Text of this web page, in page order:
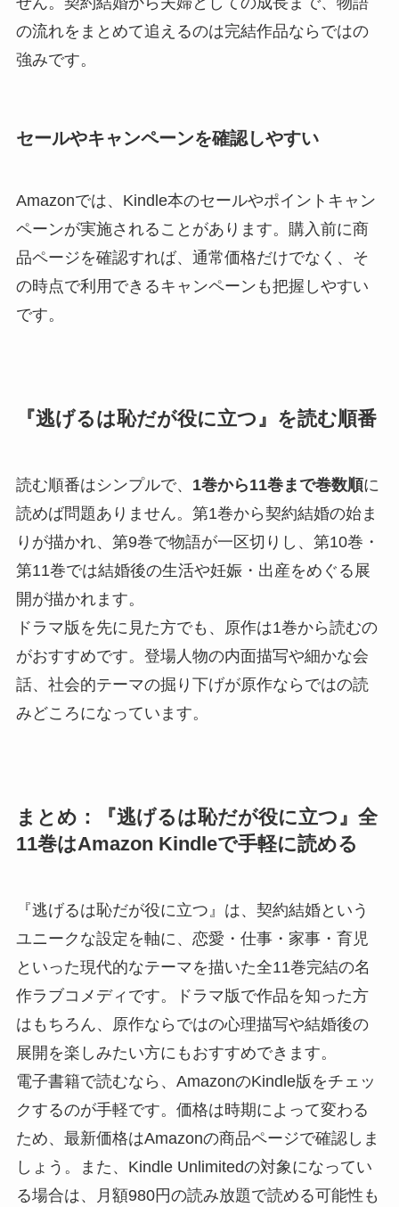
の流れをまとめて追えるのは完結作品ならではの
強みです。
セールやキャンペーンを確認しやすい
Amazonでは、Kindle本のセールやポイントキャン
ペーンが実施されることがあります。購入前に商
品ページを確認すれば、通常価格だけでなく、そ
の時点で利用できるキャンペーンも把握しやすい
です。
『逃げるは恥だが役に立つ』を読む順番
読む順番はシンプルで、 1巻から11巻まで巻数順に
読めば問題ありません。第1巻から契約結婚の始ま
りが描かれ、第9巻で物語が一区切りし、第10巻・
第11巻では結婚後の生活や妊娠・出産をめぐる展
開が描かれます。
ドラマ版を先に見た方でも、原作は1巻から読むの
がおすすめです。登場人物の内面描写や細かな会
話、社会的テーマの掘り下げが原作ならではの読
みどころになっています。
まとめ：『逃げるは恥だが役に立つ』全
11巻はAmazon Kindleで手軽に読める
『逃げるは恥だが役に立つ』は、契約結婚という
ユニークな設定を軸に、恋愛・仕事・家事・育児
といった現代的なテーマを描いた全11巻完結の名
作ラブコメディです。ドラマ版で作品を知った方
はもちろん、原作ならではの心理描写や結婚後の
展開を楽しみたい方にもおすすめできます。
電子書籍で読むなら、AmazonのKindle版をチェッ
クするのが手軽です。価格は時期によって変わる
ため、最新価格はAmazonの商品ページで確認しま
しょう。また、Kindle Unlimitedの対象になってい
る場合は、月額980円の読み放題で読める可能性も